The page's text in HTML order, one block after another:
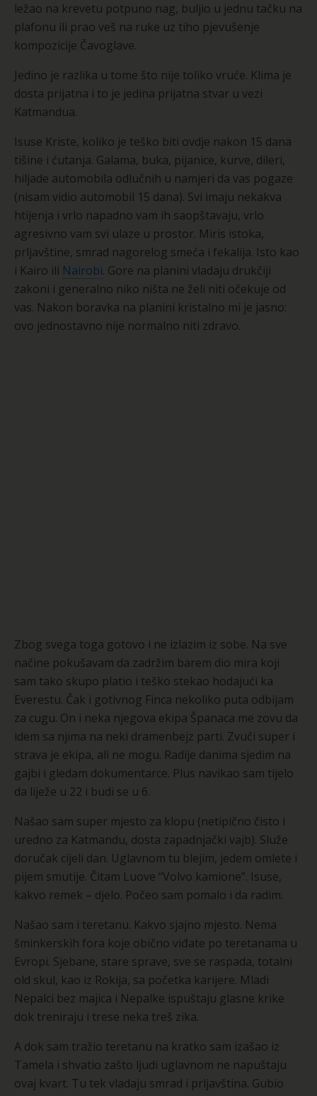
ležao na krevetu potpuno nag, buljio u jednu tačku na
plafonu ili prao veš na ruke uz tiho pjevušenje
kompozicije Čavoglave.
Jedino je razlika u tome što nije toliko vruće. Klima je
dosta prijatna i to je jedina prijatna stvar u vezi
Katmandua.
Isuse Kriste, koliko je teško biti ovdje nakon 15 dana
tišine i ćutanja. Galama, buka, pijanice, kurve, dileri,
hiljade automobila odlučnih u namjeri da vas pogaze
(nisam vidio automobil 15 dana). Svi imaju nekakva
htijenja i vrlo napadno vam ih saopštavaju, vrlo
agresivno vam svi ulaze u prostor. Miris istoka,
prljavštine, smrad nagorelog smeća i fekalija. Isto kao
i Kairo ili Nairobi. Gore na planini vladaju drukčiji
zakoni i generalno niko ništa ne želi niti očekuje od
vas. Nakon boravka na planini kristalno mi je jasno:
ovo jednostavno nije normalno niti zdravo.
Zbog svega toga gotovo i ne izlazim iz sobe. Na sve
načine pokušavam da zadržim barem dio mira koji
sam tako skupo platio i teško stekao hodajući ka
Everestu. Čak i gotivnog Finca nekoliko puta odbijam
za cugu. On i neka njegova ekipa Španaca me zovu da
idem sa njima na neki dramenbejz parti. Zvuči super i
strava je ekipa, ali ne mogu. Radije danima sjedim na
gajbi i gledam dokumentarce. Plus navikao sam tijelo
da liježe u 22 i budi se u 6.
Našao sam super mjesto za klopu (netipično čisto i
uredno za Katmandu, dosta zapadnjački vajb). Služe
doručak cijeli dan. Uglavnom tu blejim, jedem omlete i
pijem smutije. Čitam Luove “Volvo kamione”. Isuse,
kakvo remek – djelo. Počeo sam pomalo i da radim.
Našao sam i teretanu. Kakvo sjajno mjesto. Nema
šminkerskih fora koje obično viđate po teretanama u
Evropi. Sjebane, stare sprave, sve se raspada, totalni
old skul, kao iz Rokija, sa početka karijere. Mladi
Nepalci bez majica i Nepalke ispuštaju glasne krike
dok treniraju i trese neka treš zika.
A dok sam tražio teretanu na kratko sam izašao iz
Tamela i shvatio zašto ljudi uglavnom ne napuštaju
ovaj kvart. Tu tek vladaju smrad i prljavština. Gubio